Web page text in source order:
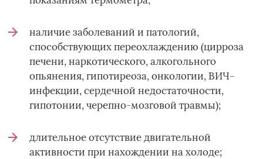
наличие заболеваний и патологий,
способствующих переохлаждению (цирроза
печени, наркотического, алкогольного
опьянения, гипотиреоза, онкологии, ВИЧ-
инфекции, сердечной недостаточности,
гипотонии, черепно-мозговой травмы);
длительное отсутствие двигательной
активности при нахождении на холоде;